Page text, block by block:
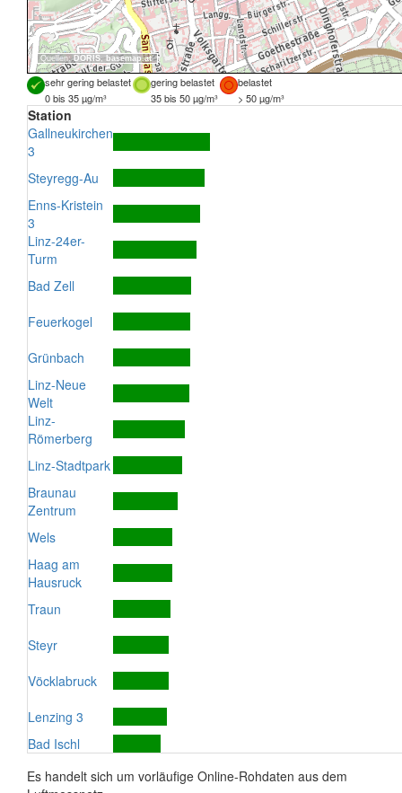
Quellen:DORIS, basemap.at
sehr gering belastet gering belastet
belastet
0 bis 35 µg/m³
35 bis 50 µg/m³ > 50 µg/m³
Station
Gallneukirchen
3
Steyregg-Au
Enns-Kristein
3
Linz-24er-
Turm
Bad Zell
Feuerkogel
Grünbach
Linz-Neue
Welt
Linz-
Römerberg
Linz-Stadtpark
Braunau
Zentrum
Wels
Haag am
Hausruck
Traun
Steyr
Vöcklabruck
Lenzing 3
Bad Ischl
Es handelt sich um vorläufige Online-Rohdaten aus dem